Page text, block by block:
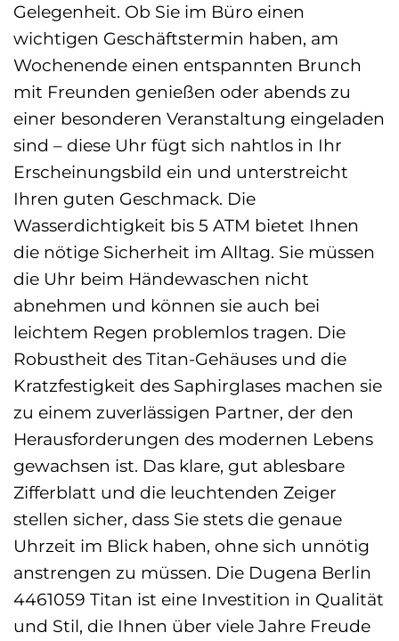
Gelegenheit. Ob Sie im Büro einen
wichtigen Geschäftstermin haben, am
Wochenende einen entspannten Brunch
mit Freunden genießen oder abends zu
einer besonderen Veranstaltung eingeladen
sind – diese Uhr fügt sich nahtlos in Ihr
Erscheinungsbild ein und unterstreicht
Ihren guten Geschmack. Die
Wasserdichtigkeit bis 5 ATM bietet Ihnen
die nötige Sicherheit im Alltag. Sie müssen
die Uhr beim Händewaschen nicht
abnehmen und können sie auch bei
leichtem Regen problemlos tragen. Die
Robustheit des Titan-Gehäuses und die
Kratzfestigkeit des Saphirglases machen sie
zu einem zuverlässigen Partner, der den
Herausforderungen des modernen Lebens
gewachsen ist. Das klare, gut ablesbare
Zifferblatt und die leuchtenden Zeiger
stellen sicher, dass Sie stets die genaue
Uhrzeit im Blick haben, ohne sich unnötig
anstrengen zu müssen. Die Dugena Berlin
4461059 Titan ist eine Investition in Qualität
und Stil, die Ihnen über viele Jahre Freude